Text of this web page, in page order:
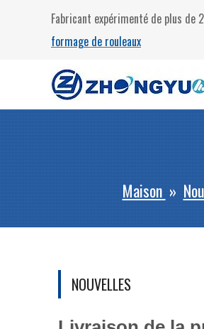
Fabricant expérimenté de plus de
formage de rouleaux
Maison »
NOUVELLES